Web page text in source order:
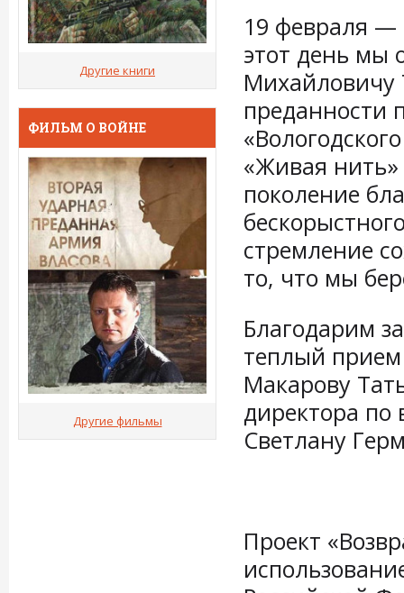
19 февраля —
этот день мы
Михайловичу
преданности
«Живая
поколение
стремление
то, что мы
Благодарим
теплый
Макарову
директора по
Светлану
Проект
Другие книги
ФИЛЬМ О ВОЙНЕ
Другие фильмы